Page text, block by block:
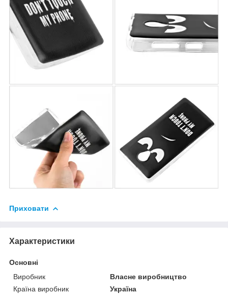
Приховати
Характеристики
Основні
Виробник
Власне виробництво
Країна виробник
Україна